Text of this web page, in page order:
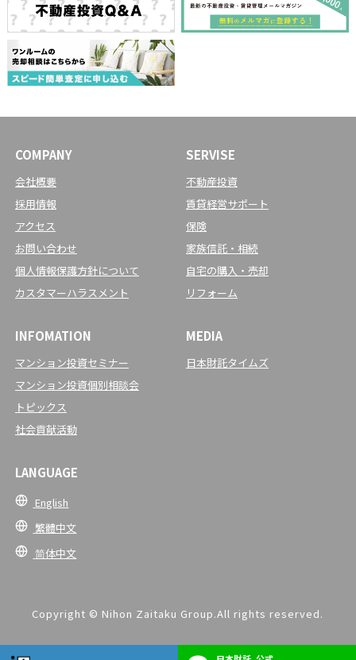
COMPANY
会社概要
採用情報
アクセス
お問い合わせ
個人情報保護方針について
カスタマーハラスメント
SERVISE
不動産投資
賃貸経営サポート
保険
家族信託・相続
自宅の購入・売却
リフォーム
INFOMATION
マンション投資セミナー
マンション投資個別相談会
トピックス
社会貢献活動
MEDIA
日本財託タイムズ
LANGUAGE
English
繁體中文
简体中文
Copyright © Nihon Zaitaku Group.All rights reserved.